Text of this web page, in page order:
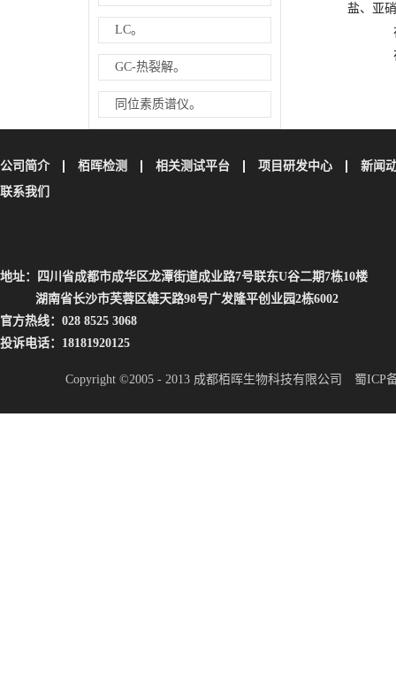
LC。
GC-热裂解。
同位素质谱仪。
盐、亚
在植
在饲
公司简介 栢晖检测 相关测试平台 项目研发中心
新闻
联系我们
地址：四川省成都市成华区龙潭街道成业路7号联东U谷二期7栋10楼
湖南省长沙市芙蓉区雄天路98号广发隆平创业园2栋6002
官方热线：028 8525 3068
投诉电话：18181920125
Copyright ©2005 - 2013 成都栢晖生物科技有限公司 蜀ICP